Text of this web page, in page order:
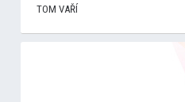
TOM VAŘÍ